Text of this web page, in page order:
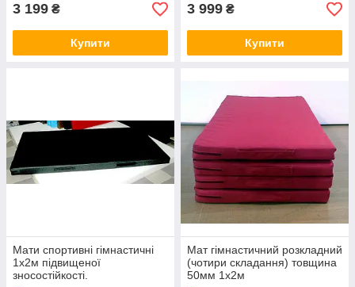
3 199 ₴
Купити
3 999 ₴
Купити
Мати спортивні гімнастичні
1х2м підвищеної
зносостійкості.
Мат гімнастичний розкладний
(чотири складання) товщина
50мм 1х2м